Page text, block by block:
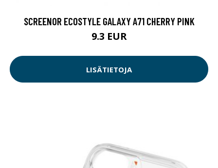
SCREENOR ECOSTYLE GALAXY A71 CHERRY PINK
9.3 EUR
LISÄTIETOJA